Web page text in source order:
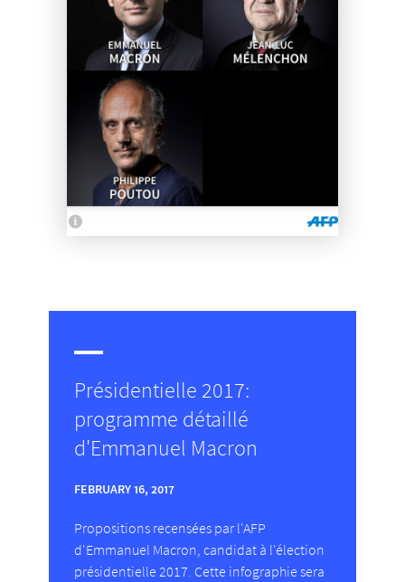
Présidentielle 2017:
programme détaillé
d'Emmanuel Macron
FEBRUARY 16, 2017
Propositions recensées par l'AFP
d'Emmanuel Macron, candidat à l'élection
présidentielle 2017. Cette infographie sera